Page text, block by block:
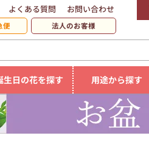
よくある質問 お問い合わせ
便 法人のお客様
生日の花を探す 用途から探す